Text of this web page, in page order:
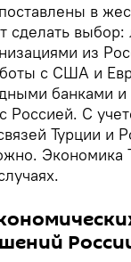
в
сделать выбор:
из
с США и
банками и
Россией. С
Турции и
Экономика